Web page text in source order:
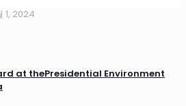
1, 2024
at thePresidential Environment